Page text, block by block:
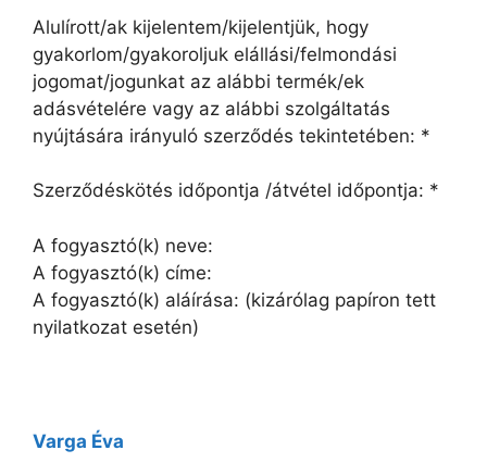
Alulírott/ak kijelentem/kijelentjük, hogy
gyakorlom/gyakoroljuk elállási/felmondási
jogomat/jogunkat az alábbi termék/ek
adásvételére vagy az alábbi szolgáltatás
nyújtására irányuló szerződés tekintetében: *
Szerződéskötés időpontja /átvétel időpontja: *
A fogyasztó(k) neve:
A fogyasztó(k) címe:
A fogyasztó(k) aláírása: (kizárólag papíron tett
nyilatkozat esetén)
Varga Éva